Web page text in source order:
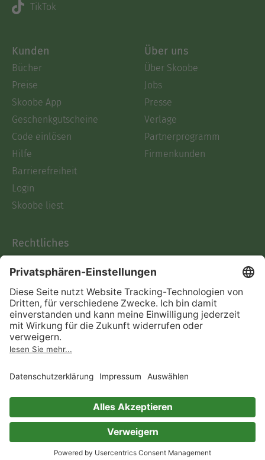
TikTok
Kunden
Bücher
Preise
Skoobe App
Geschenkgutscheine
Code einlösen
Hilfe
Barrierefreiheit
Login
Skoobe liest
Über uns
Über Skoobe
Jobs
Presse
Verlage
Partnerprogramm
Firmenkunden
Rechtliches
AGB
Informationen nach Data
Act
Verträge hier kündigen
Impressum
Immer ein gutes Buch